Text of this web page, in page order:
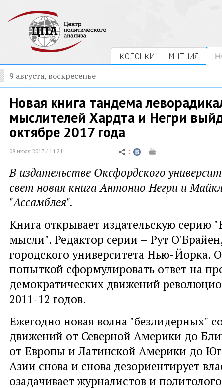
КОЛОНКИ МНЕНИЯ
9 августа, воскресенье
Новая книга тандема
мыслителей Хардта и Негри
октябре 2017 года
08 июля 2017 / 14:21
В издательстве Оксфордского
свет новая книга Антонио Негри и
"Ассамблея".
Книга открывает издательскую серию
мысли". Редактор серии – Рут
городского университета Нью-Йорка.
попыткой сформулировать ответ на
демократических движений
2011-12 годов.
Ежегодно новая волна "безлидерных"
движений от Северной Америки до
от Европы и Латинской Америки до
Азии снова и снова дезориентирует
озадачивает журналистов и